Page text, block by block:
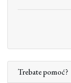
Trebate pomoć?